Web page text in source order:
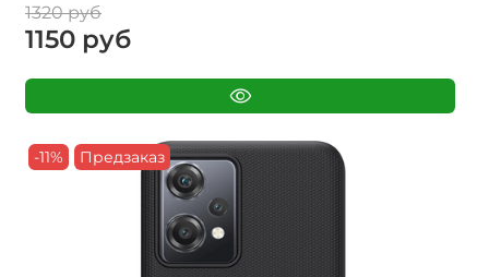
1320 руб
1150 руб
-11% Предзаказ